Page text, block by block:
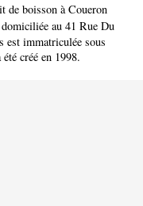
de boisson à Coueron
au 41 Rue Du
est immatriculée sous
créé en 1998.